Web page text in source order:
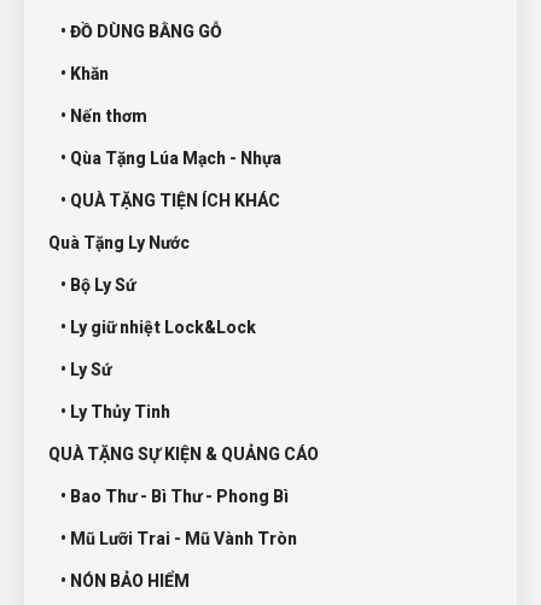
• ĐỒ DÙNG BẰNG GỖ
• Khăn
• Nến thơm
• Qùa Tặng Lúa Mạch - Nhựa
• QUÀ TẶNG TIỆN ÍCH KHÁC
Quà Tặng Ly Nước
• Bộ Ly Sứ
• Ly giữ nhiệt Lock&Lock
• Ly Sứ
• Ly Thủy Tinh
QUÀ TẶNG SỰ KIỆN & QUẢNG CÁO
• Bao Thư - Bì Thư - Phong Bì
• Mũ Lưỡi Trai - Mũ Vành Tròn
• NÓN BẢO HIỂM